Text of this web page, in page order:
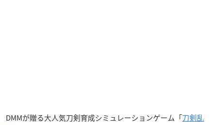
DMMが贈る大人気刀剣育成シミュレーションゲーム「刀剣乱